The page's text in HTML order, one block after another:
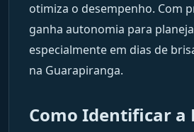
otimiza o desempenho. Com
ganha autonomia para
especialmente em dias de
na Guarapiranga.
Como Identificar a